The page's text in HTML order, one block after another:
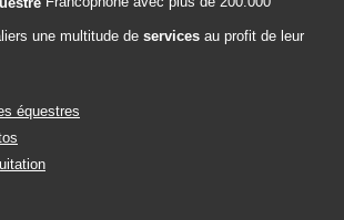
une multitude de services au profit de leur
équestres